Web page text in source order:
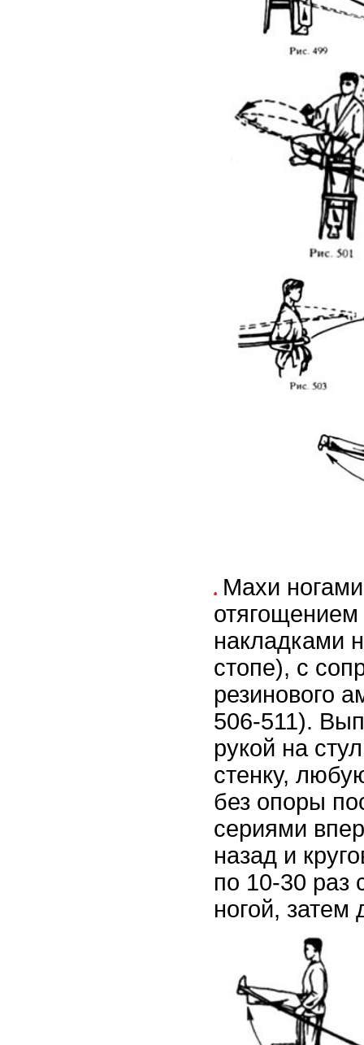
Махи
накладками
стопе), с
резинового
506-511).
рукой на
стенку,
без опоры
сериями
назад и
по 10-30 раз
ногой, затем